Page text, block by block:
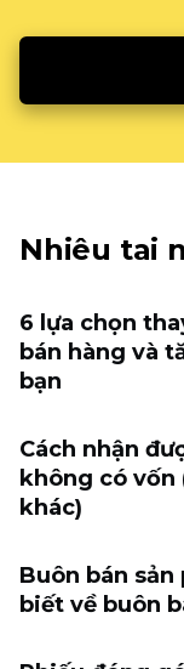
Nhiêu tai
6 lựa chọn
bán hàng và
bạn
Cách nhận
không có vốn
khác)
Buôn bán sản
biết về buôn